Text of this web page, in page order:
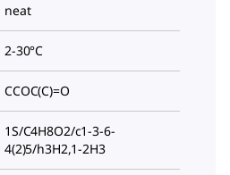
neat
2-30°C
CCOC(C)=O
1S/C4H8O2/c1-3-6-
4(2)5/h3H2,1-2H3